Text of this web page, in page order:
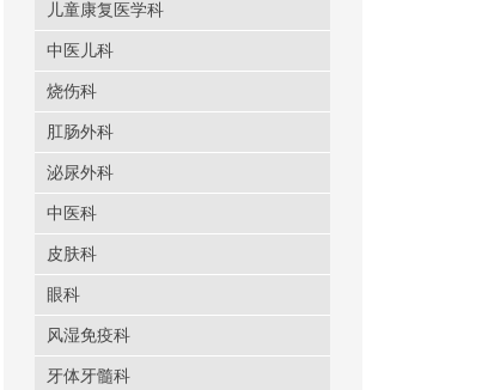
儿童康复医学科
中医儿科
烧伤科
肛肠外科
泌尿外科
中医科
皮肤科
眼科
风湿免疫科
牙体牙髓科